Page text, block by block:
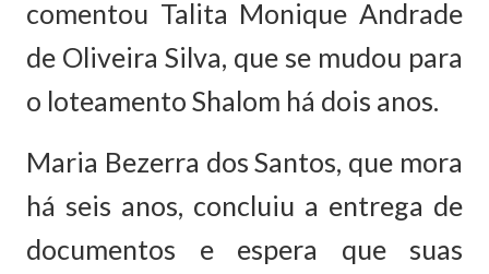
comentou Talita Monique Andrade
de Oliveira Silva, que se mudou para
o loteamento Shalom há dois anos.
Maria Bezerra dos Santos, que mora
há seis anos, concluiu a entrega de
documentos e espera que suas